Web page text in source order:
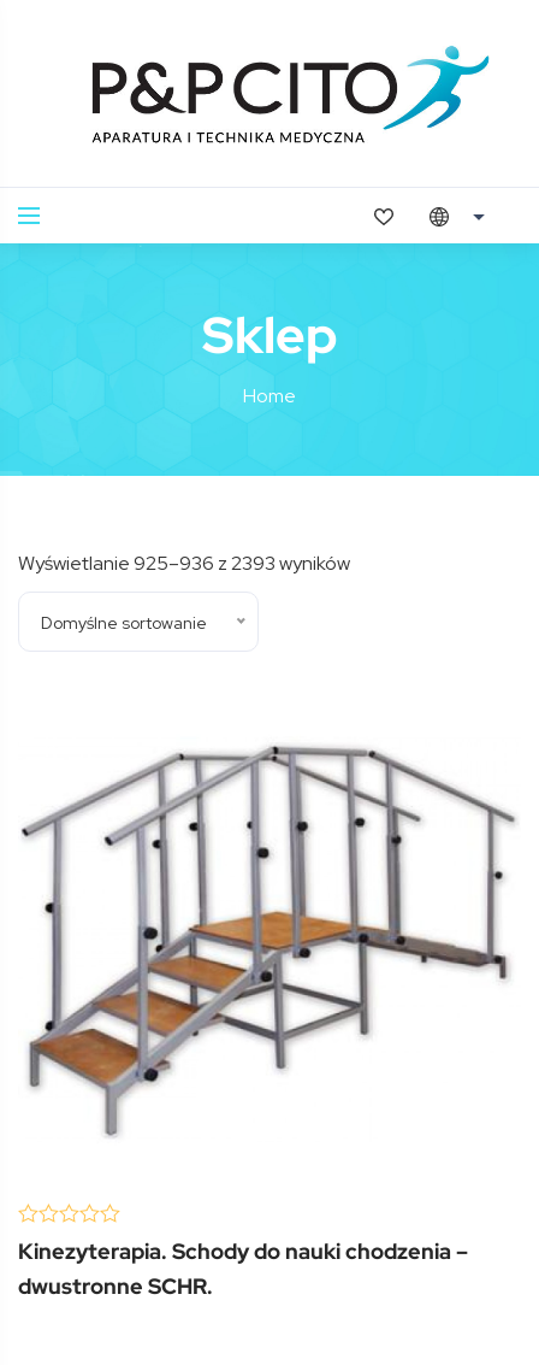
Sklep
Home
Wyświetlanie 925–936 z 2393 wyników
Domyślne sortowanie
0
out
of
5
(0 Review )
Kinezyterapia. Schody do nauki chodzenia –
dwustronne SCHR.